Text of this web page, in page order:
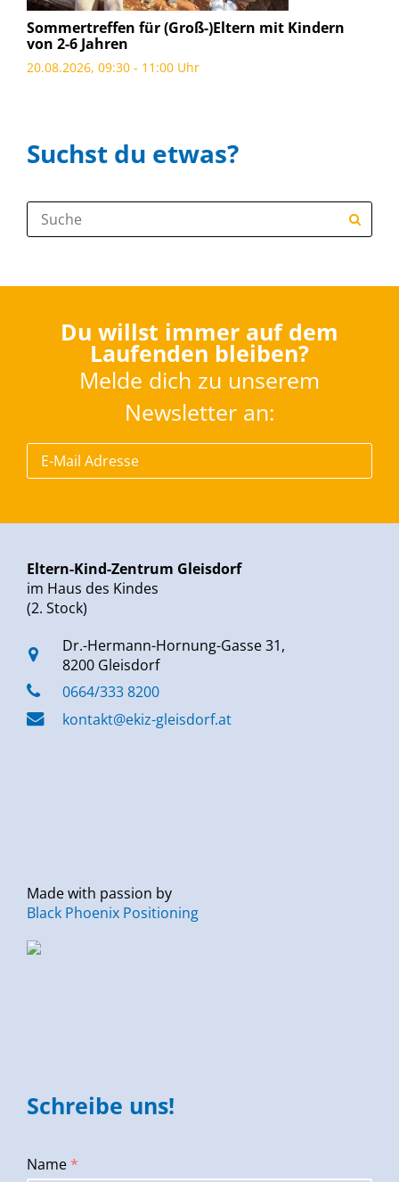
Sommertreffen für (Groß-)Eltern mit Kindern
von 2-6 Jahren
20.08.2026, 09:30 - 11:00 Uhr
Suchst du etwas?
Suche:
Du willst immer auf dem
Laufenden bleiben?
Melde dich zu unserem
Newsletter an:
Eltern-Kind-Zentrum Gleisdorf
im Haus des Kindes
(2. Stock)
Dr.-Hermann-Hornung-Gasse 31,
8200 Gleisdorf
0664/333 8200
kontakt@ekiz-gleisdorf.at
Made with passion by
Black Phoenix Positioning
Schreibe uns!
Name *